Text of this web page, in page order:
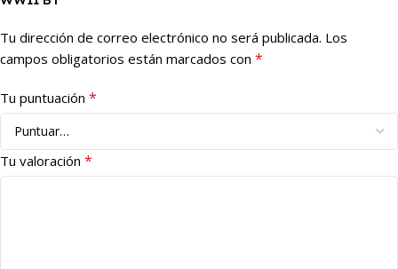
Tu dirección de correo electrónico no será publicada. Los
campos obligatorios están marcados con *
Tu puntuación *
Tu valoración *